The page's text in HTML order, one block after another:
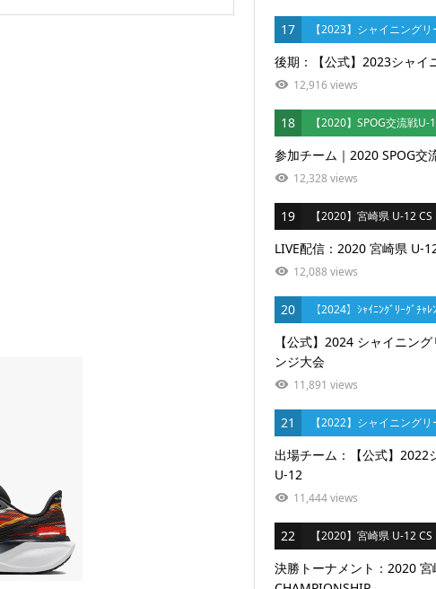
17 【2023】シャイニングリ
後期：【公式】2023シャイ
12,916 views
18 【2020】SPOG交流戦U-
参加チーム｜2020 SPOG交
12,328 views
19 【2020】宮崎県 U-12 CS
LIVE配信：2020 宮崎県 U-
12,088 views
20 【2024】ｼｬｲﾆﾝｸﾞﾘｰｸﾞﾁｬ
【公式】2024 シャイニン
ンジ大会
11,891 views
21 【2022】シャイニングリ
出場チーム：【公式】2022
U-12
11,444 views
22 【2020】宮崎県 U-12 CS
決勝トーナメント：2020